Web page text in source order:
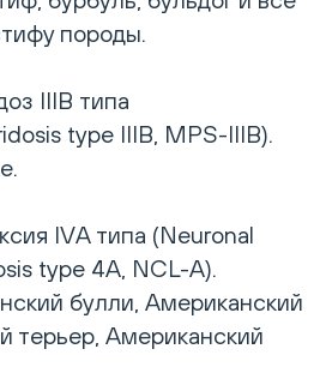
породы.
IIIB типа
type IIIB, MPS-IIIB).
IVА типа (Neuronal
type 4A, NCL-A).
булли, Американский
терьер, Американский